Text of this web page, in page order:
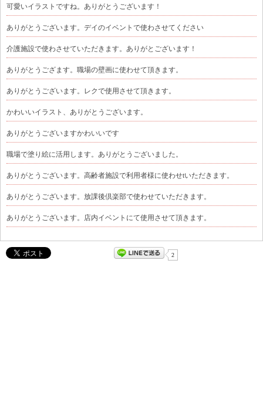
可愛いイラストですね。ありがとうございます！
ありがとうございます。デイのイベントで使わさせてください
介護施設で使わさせていただきます。ありがとございます！
ありがとうござます。職場の壁画に使わせて頂きます。
ありがとうございます。レクで使用させて頂きます。
かわいいイラスト、ありがとうございます。
ありがとうございますかわいいです
職場で塗り絵に活用します。ありがとうございました。
ありがとうございます。高齢者施設で利用者様に使わせtいただきます。
ありがとうございます。放課後倶楽部で使わせていただきます。
ありがとうございます。店内イベントにて使用させて頂きます。
2